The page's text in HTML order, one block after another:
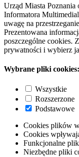
Urząd Miasta
Informatora
uwagę na
Prezentowana
poszczególne cookies.
prywatności i wybierz
Wybrane pliki cookies:
Wszystkie
Rozszerzone
Podstawowe
Cookies plików
Cookies
Funkcjonalne
Niezbędne pliki